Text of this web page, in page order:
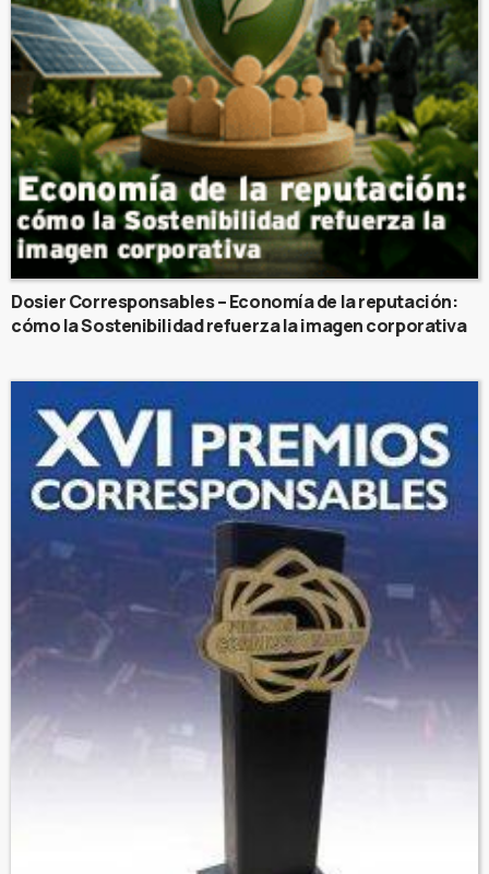
Dosier Corresponsables – Economía de la reputación:
cómo la Sostenibilidad refuerza la imagen corporativa